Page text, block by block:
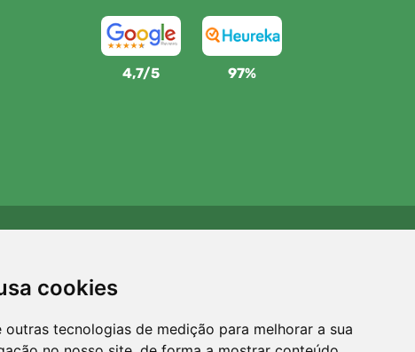
cookies
tecnologias de medição para melhorar a sua
4,7/5 97%
Para cada encomenda plantamos uma árvore! Leia mais
Sobre nós